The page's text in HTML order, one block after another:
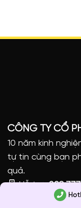
CÔNG TY CỔ
10 năm kinh
tự tin cùng bạn
quả.
Hỗ trợ:
Phản ánh